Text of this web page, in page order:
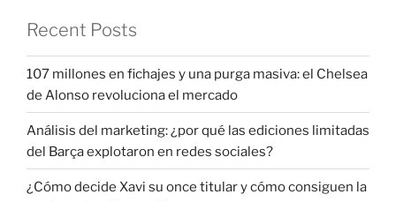
Recent Posts
107 millones en fichajes y una purga masiva: el Chelsea
de Alonso revoluciona el mercado
Análisis del marketing: ¿por qué las ediciones limitadas
del Barça explotaron en redes sociales?
¿Cómo decide Xavi su once titular y cómo consiguen la